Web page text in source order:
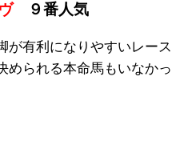
９番人気
が有利になりやすいレース
められる本命馬もいなかっ